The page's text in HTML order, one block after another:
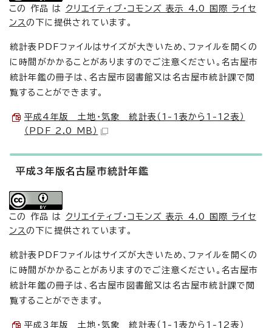
この 作品 は クリエイティブ・コモンズ 表示 4.0 国際 ライセ
ンスの下に提供されています。
統計表PDFファイルはサイズが大きいため、ファイルを開くの
に時間がかかることがありますのでご注意ください。名古屋市
統計年鑑の冊子は、名古屋市図書館又は名古屋市統計課で閲
覧することができます。
平成4年版 土地・気象 統計表（1-1表から1-12表）
（PDF 2.0 MB）
平成3年版名古屋市統計年鑑
この 作品 は クリエイティブ・コモンズ 表示 4.0 国際 ライセ
ンスの下に提供されています。
統計表PDFファイルはサイズが大きいため、ファイルを開くの
に時間がかかることがありますのでご注意ください。名古屋市
統計年鑑の冊子は、名古屋市図書館又は名古屋市統計課で閲
覧することができます。
平成3年版 土地・気象 統計表（1-1表から1-12表）